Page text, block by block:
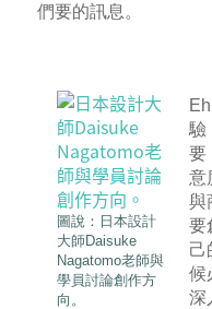
們要的訊息。
圖說：日本設計
大師Daisuke
Nagatomo老師與
學員討論創作方
向。
驗
要
意
與
要
己
候
深